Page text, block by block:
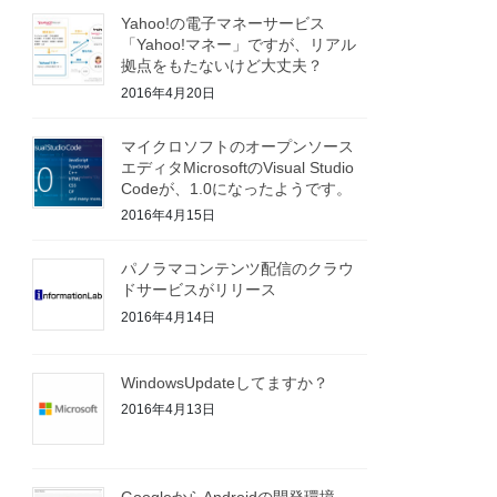
Yahoo!の電子マネーサービス
「Yahoo!マネー」ですが、リアル
拠点をもたないけど大丈夫？
2016年4月20日
マイクロソフトのオープンソース
エディタMicrosoftのVisual Studio
Codeが、1.0になったようです。
2016年4月15日
パノラマコンテンツ配信のクラウ
ドサービスがリリース
2016年4月14日
WindowsUpdateしてますか？
2016年4月13日